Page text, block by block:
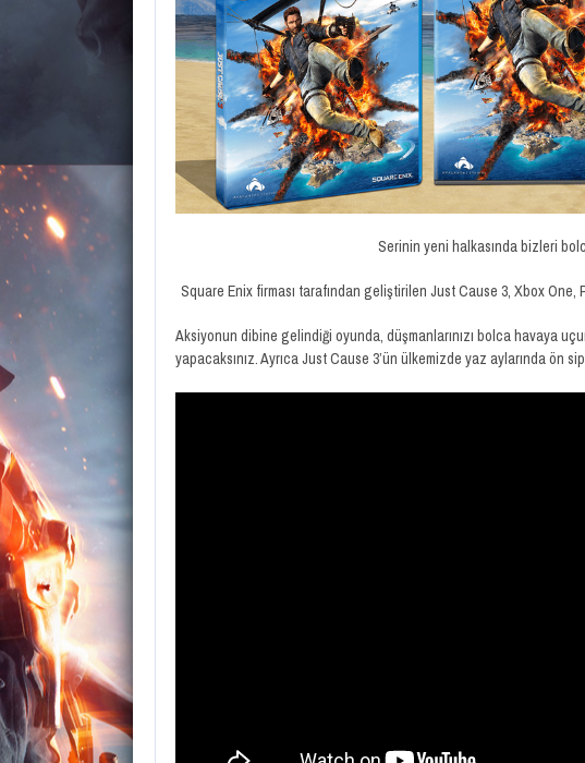
Serinin yeni halkasında bizleri
Square Enix firması tarafından geliştirilen Just Cause 3, Xbox One,
Aksiyonun dibine gelindiği oyunda, düşmanlarınızı bolca havaya
yapacaksınız. Ayrıca Just Cause 3’ün ülkemizde yaz aylarında ön